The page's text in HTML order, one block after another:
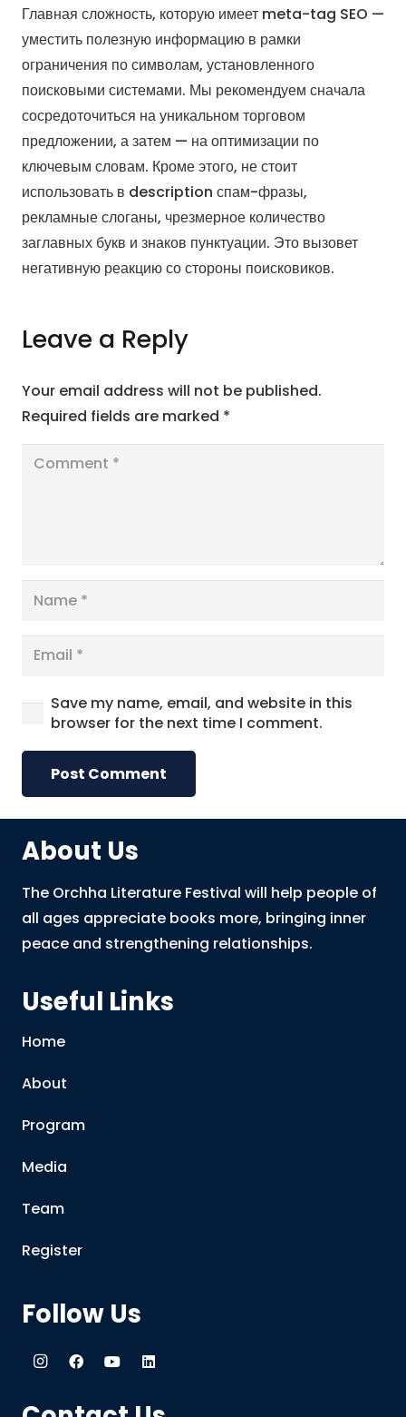
Главная сложность, которую имеет meta-tag SEO —
уместить полезную информацию в рамки
ограничения по символам, установленного
поисковыми системами. Мы рекомендуем сначала
сосредоточиться на уникальном торговом
предложении, а затем — на оптимизации по
ключевым словам. Кроме этого, не стоит
использовать в description спам-фразы,
рекламные слоганы, чрезмерное количество
заглавных букв и знаков пунктуации. Это вызовет
негативную реакцию со стороны поисковиков.
Leave a Reply
Your email address will not be published.
Required fields are marked *
Save my name, email, and website in this
browser for the next time I comment.
Post Comment
About Us
The Orchha Literature Festival will help people of
all ages appreciate books more, bringing inner
peace and strengthening relationships.
Useful Links
Home
About
Program
Media
Team
Register
Follow Us